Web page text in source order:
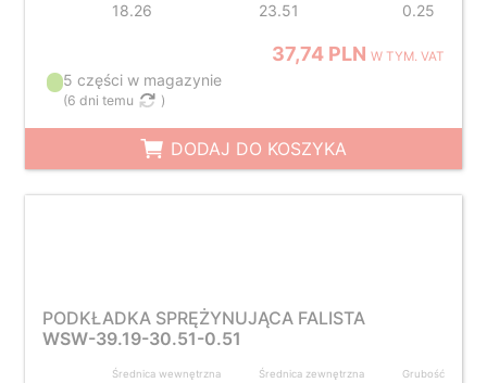
18.26 23.51 0.25
37,74 PLNW TYM. VAT
5 części w magazynie
(6 dni temu )
DODAJ DO KOSZYKA
PODKŁADKA SPRĘŻYNUJĄCA FALISTA
WSW-39.19-30.51-0.51
Średnica wewnętrzna Średnica zewnętrzna Grubość